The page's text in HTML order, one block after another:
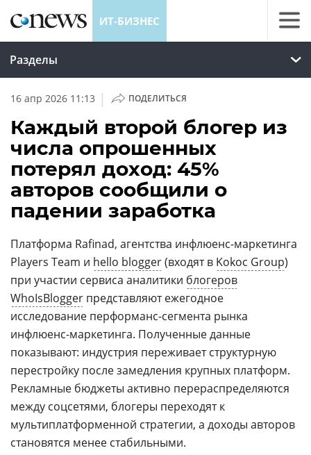
ИТ-БИЗНЕС
Разделы
16 апр 2026 11:13 | ПОДЕЛИТЬСЯ
Каждый второй блогер из
числа опрошенных
потерял доход: 45%
авторов сообщили о
падении заработка
Платформа Rafinad, агентства инфлюенс-маркетинга
Players Team и hello blogger(входят в Kokoc Group)
при участии сервиса аналитики блогеров
WhoIsBlogger представляют ежегодное
исследование перформанс-сегмента рынка
инфлюенс-маркетинга. Полученные данные
показывают: индустрия переживает структурную
перестройку после замедления крупных платформ.
Рекламные бюджеты активно перераспределяются
между соцсетями, блогеры переходят к
мультиплатформенной стратегии, а доходы авторов
становятся менее стабильными.